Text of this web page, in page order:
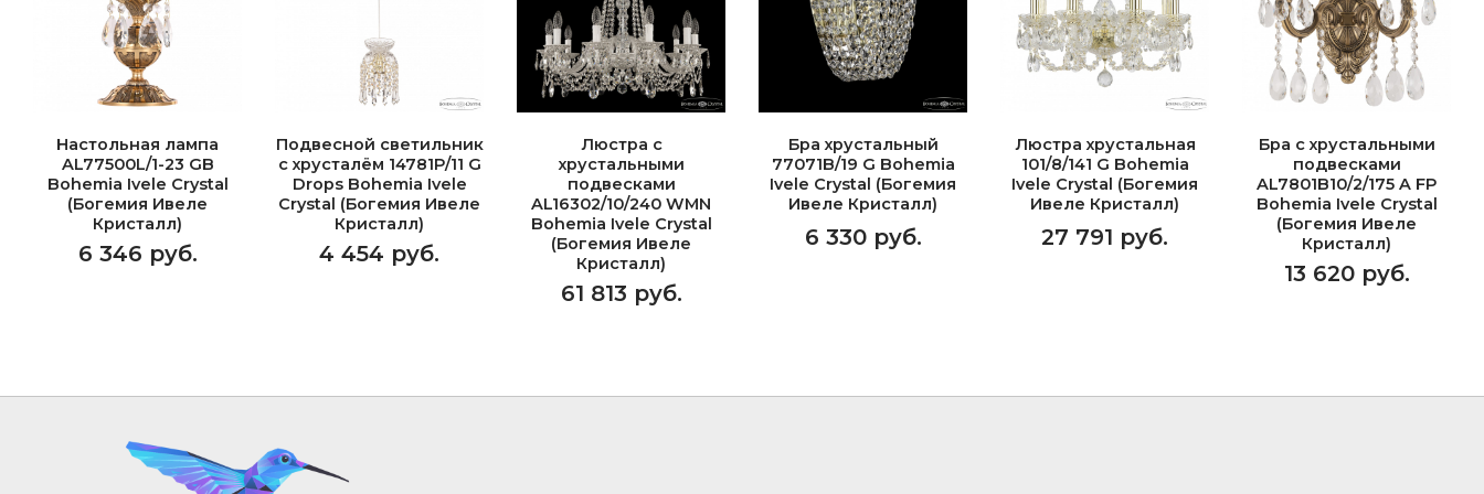
Настольная лампа
AL77500L/1-23 GB
Bohemia Ivele Crystal
(Богемия Ивеле
Кристалл)
6 346 руб.
Подвесной светильник
с хрусталём 14781P/11 G
Drops Bohemia Ivele
Crystal (Богемия Ивеле
Кристалл)
4 454 руб.
Люстра с
хрустальными
подвесками
AL16302/10/240 WMN
Bohemia Ivele Crystal
(Богемия Ивеле
Кристалл)
61 813 руб.
Бра хрустальный
77071B/19 G Bohemia
Ivele Crystal (Богемия
Ивеле Кристалл)
6 330 руб.
Люстра хрустальная
101/8/141 G Bohemia
Ivele Crystal (Богемия
Ивеле Кристалл)
27 791 руб.
Бра с хрустальными
подвесками
AL7801B10/2/175 A FP
Bohemia Ivele Crystal
(Богемия Ивеле
Кристалл)
13 620 руб.